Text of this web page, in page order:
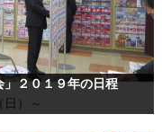
２０１９年の日程
日）～